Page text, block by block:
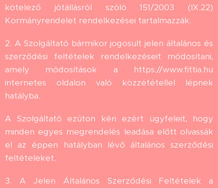
kötelező jótállásról szóló 151/2003 (IX.22)
Kormányrendelet rendelkezései tartalmazzák.
2. A Szolgáltató bármikor jogosult jelen általános és
szerződési feltételek rendelkezéseit módosítani,
amely módosítások a https://www.fittia.hu
internetes oldalon való közzététellel lépnek
hatályba.
A Szolgáltató ezúton kéri ezért ügyfeleit, hogy
minden egyes megrendelés leadása előtt olvassák
el az éppen hatályban lévő általános szerződési
feltételeket.
3. A Jelen Általános Szerződési Feltételek a